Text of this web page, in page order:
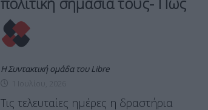
Η Συντακτική ομάδα του Libre
Τις τελευταίες ημέρες η δραστήρια